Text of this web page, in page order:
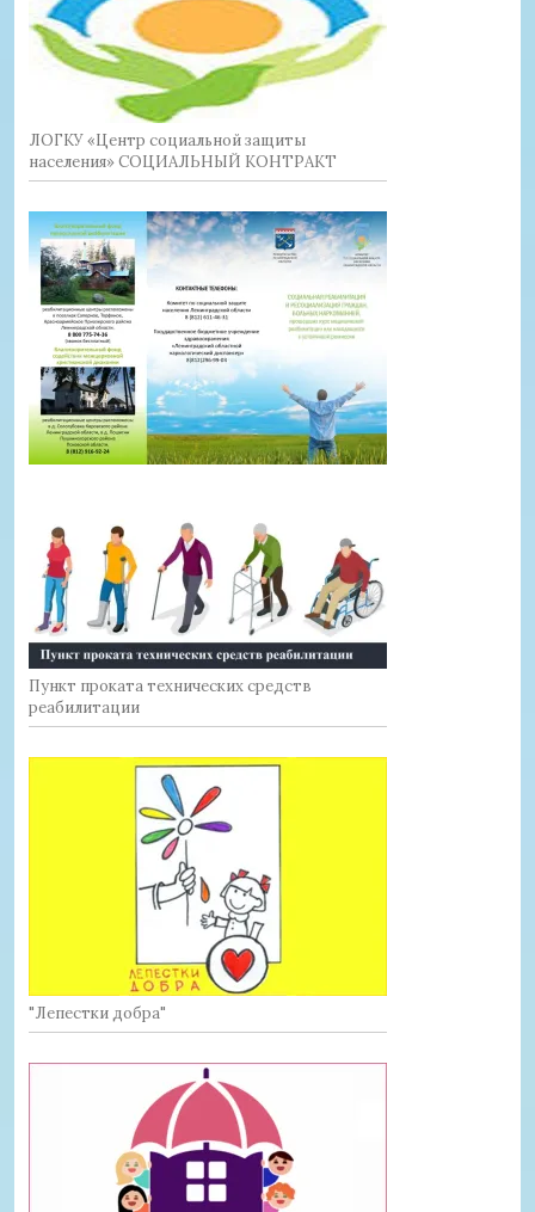
ЛОГКУ «Центр социальной защиты
населения» СОЦИАЛЬНЫЙ КОНТРАКТ
Пункт проката технических средств
реабилитации
"Лепестки добра"